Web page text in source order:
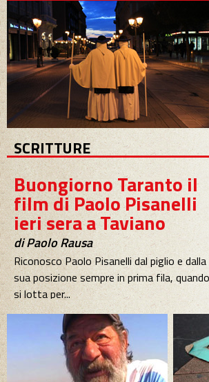
SCRITTURE
Buongiorno Taranto il
film di Paolo Pisanelli
ieri sera a Taviano
di Paolo Rausa
Riconosco Paolo Pisanelli dal piglio e dalla
sua posizione sempre in prima fila, quando
si lotta per...
Buongiorno Taranto!
di Gigi Mangia
Responsabile Biblioteca braille A.
Antonacci Lecce
La sensibilità intellettuale, ambientale, di
affetto e di rispetto per una città ferit...